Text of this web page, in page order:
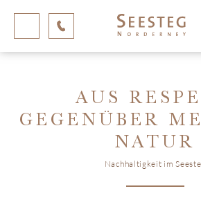
AUS
GEGENÜBER
NATUR
Nachhaltigkeit im